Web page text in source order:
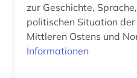
böhmische länder (1)
calvinismus (1)
Suedamerika (2)
Suedasien (3)
zur Geschichte,
politischen Situation
Mittleren Ostens und
Informationen